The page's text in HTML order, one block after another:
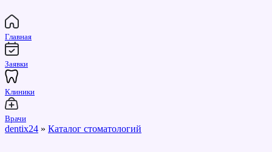
Главная
Заявки
Клиники
Врачи
dentix24 » Каталог стоматологий